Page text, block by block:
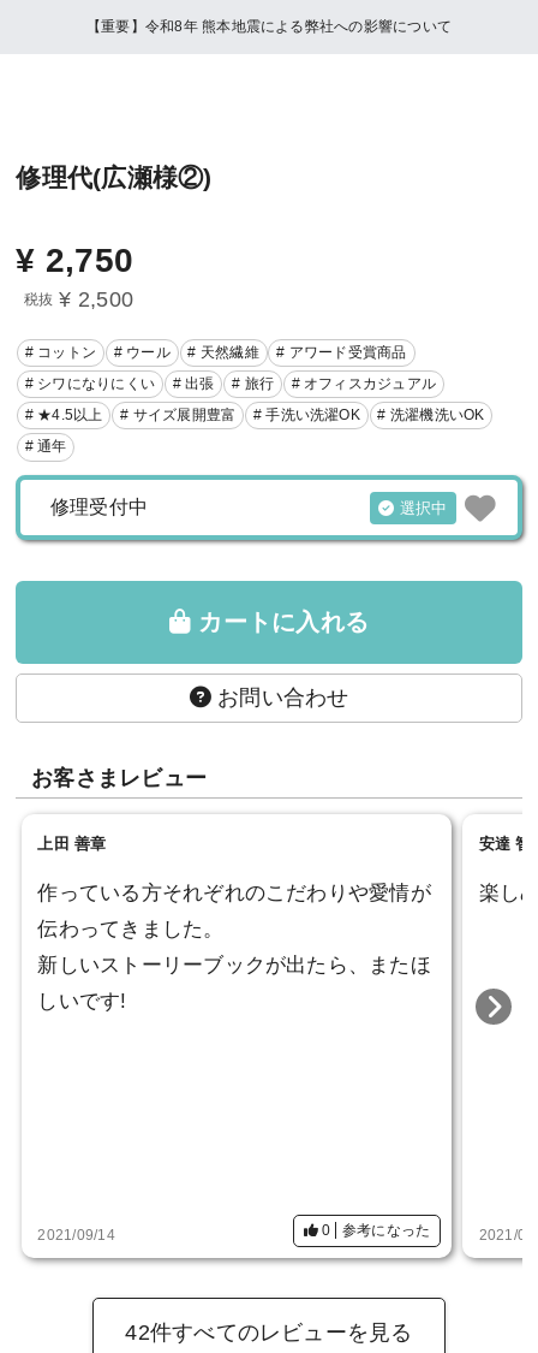
【重要】令和8年 熊本地震による弊社への影響について
修理代(広瀬様②)
¥ 2,750
税抜 ¥ 2,500
# コットン # ウール # 天然繊維
# アワード受賞商品
# シワになりにくい
# 出張 # 旅行
# オフィスカジュアル
# ★4.5以上
# サイズ展開豊富 # 手洗い洗濯OK
# 洗濯機洗いOK
# 通年
修理受付中 選択中
カートに入れる
お問い合わせ
お客さまレビュー
上田 善章
作っている方それぞれのこだわりや愛情が
伝わってきました。
新しいストーリーブックが出たら、またほ
しいです!
2021/09/14 0 参考になった
安達 智
楽し
2021/
42件すべてのレビューを見る